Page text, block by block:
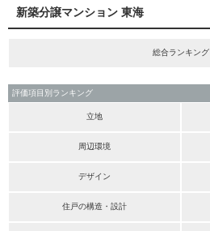
新築分譲マンション 東海
総合ランキング
評価項目別ランキング
立地
周辺環境
デザイン
住戸の構造・設計